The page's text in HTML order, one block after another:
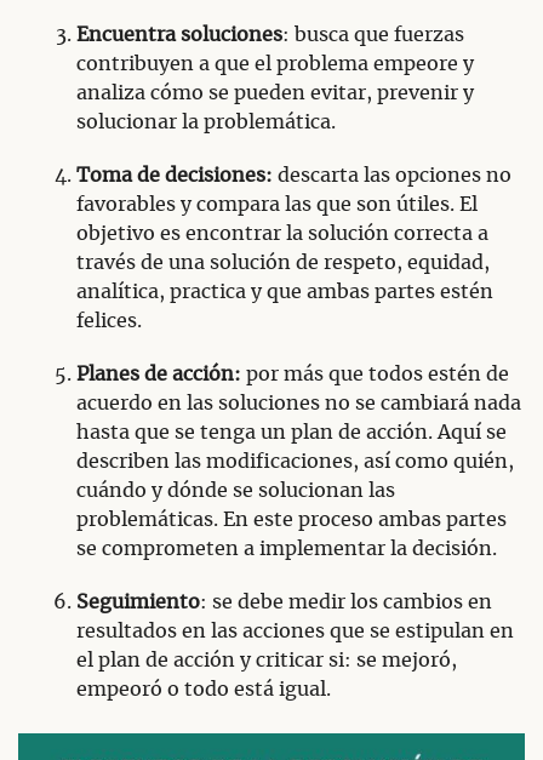
Encuentra soluciones: busca que fuerzas
contribuyen a que el problema empeore y
analiza cómo se pueden evitar, prevenir y
solucionar la problemática.
Toma de decisiones: descarta las opciones no
favorables y compara las que son útiles. El
objetivo es encontrar la solución correcta a
través de una solución de respeto, equidad,
analítica, practica y que ambas partes estén
felices.
Planes de acción: por más que todos estén de
acuerdo en las soluciones no se cambiará nada
hasta que se tenga un plan de acción. Aquí se
describen las modificaciones, así como quién,
cuándo y dónde se solucionan las
problemáticas. En este proceso ambas partes
se comprometen a implementar la decisión.
Seguimiento: se debe medir los cambios en
resultados en las acciones que se estipulan en
el plan de acción y criticar si: se mejoró,
empeoró o todo está igual.